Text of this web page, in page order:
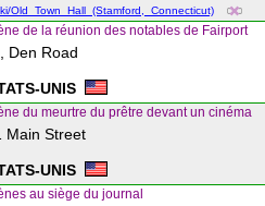
Old_Town_Hall_(Stamford,_Connecticut)
de la réunion des notables de Fairport
Den Road
UNIS
du meurtre du prêtre devant un cinéma
Main Street
UNIS
au siège du journal